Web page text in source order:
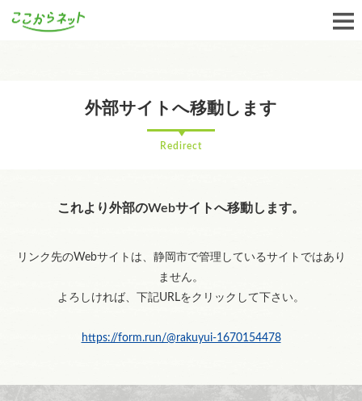
外部サイトへ移動します
Redirect
これより外部のWebサイトへ移動します。
リンク先のWebサイトは、静岡市で管理しているサイトではあり
ません。
よろしければ、下記URLをクリックして下さい。
https://form.run/@rakuyui-1670154478